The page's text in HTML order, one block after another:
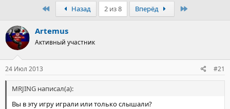
р
т
е
м
ы
т
н
а
ч
ПервыйНазад 2 из 8 Вперёд
Artemus
Активный участник
24 Июл 2013 #21
MRJING написал(а):
Вы в эту игру играли или только слышали?